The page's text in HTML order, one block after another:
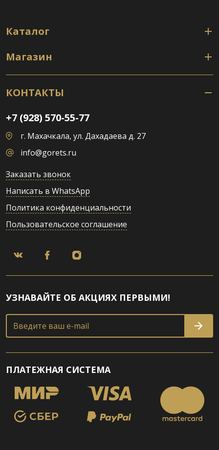
Каталог
Магазин
КОНТАКТЫ
+7 (928) 570-55-77
г. Махачкала, ул. Дахадаева д. 27
info@gorets.ru
Заказать звонок
Написать в WhatsApp
Политика конфиденциальности
Пользовательское соглашение
УЗНАВАЙТЕ ОБ АКЦИЯХ ПЕРВЫМИ!
Введите ваш e-mail
ПЛАТЕЖНАЯ СИСТЕМА